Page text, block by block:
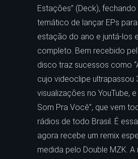
Estações” (Deck),
temático de lançar EPs
estação do ano e juntá-los
completo. Bem recebido
disco traz sucessos como
cujo videoclipe ultrapassou
visualizações no YouTube, e
Som Pra Você”, que vem
rádios de todo Brasil. É
agora recebe um remix
medida pelo Double MZK. A